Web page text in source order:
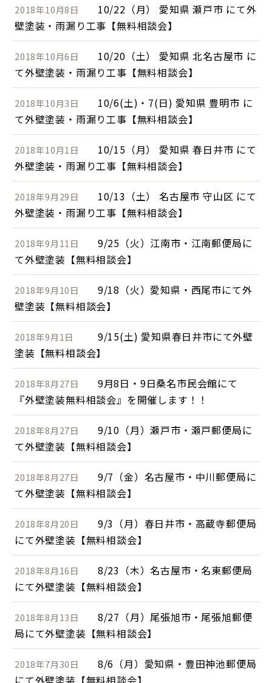
2018年10月8日
10/22（月） 愛知県 瀬戸市 にて外
壁塗装・雨漏り工事【無料相談会】
2018年10月6日
10/20（土） 愛知県 北名古屋市 に
て外壁塗装・雨漏り工事【無料相談会】
2018年10月3日
10/6(土)・7(日) 愛知県 豊明市 に
て外壁塗装・雨漏り工事【無料相談会】
2018年10月1日
10/15（月） 愛知県 春日井市 にて
外壁塗装・雨漏り工事【無料相談会】
2018年9月29日
10/13（土） 名古屋市 守山区 にて
外壁塗装・雨漏り工事【無料相談会】
2018年9月11日
9/25（火）江南市・江南郵便局に
て外壁塗装【無料相談会】
2018年9月10日
9/18（火）愛知県・西尾市にて外
壁塗装【無料相談会】
2018年9月1日
9/15(土) 愛知県春日井市にて外壁
塗装【無料相談会】
2018年8月27日
9月8日・9日桑名市民会館にて
『外壁塗装無料相談会』を開催します！！
2018年8月27日
9/10（月）瀬戸市・瀬戸郵便局に
て外壁塗装【無料相談会】
2018年8月27日
9/7（金）名古屋市・中川郵便局に
て外壁塗装【無料相談会】
2018年8月20日
9/3（月）春日井市・高蔵寺郵便局
にて外壁塗装【無料相談会】
2018年8月16日
8/23（木）名古屋市・名東郵便局
にて外壁塗装【無料相談会】
2018年8月13日
8/27（月）尾張旭市・尾張旭郵便
局にて外壁塗装【無料相談会】
2018年7月30日
8/6（月）愛知県・豊田神池郵便局
にて外壁塗装【無料相談会】